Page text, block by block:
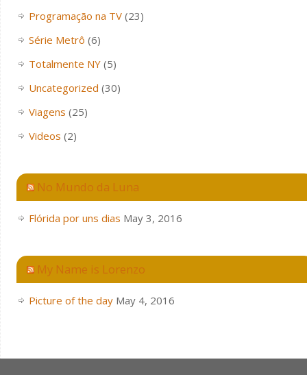
Programação na TV(23)
Série Metrô (6)
Totalmente NY(5)
Uncategorized (30)
Viagens (25)
Videos (2)
No Mundo da Luna
Flórida por uns dias May 3, 2016
My Name is Lorenzo
Picture of the day May 4, 2016